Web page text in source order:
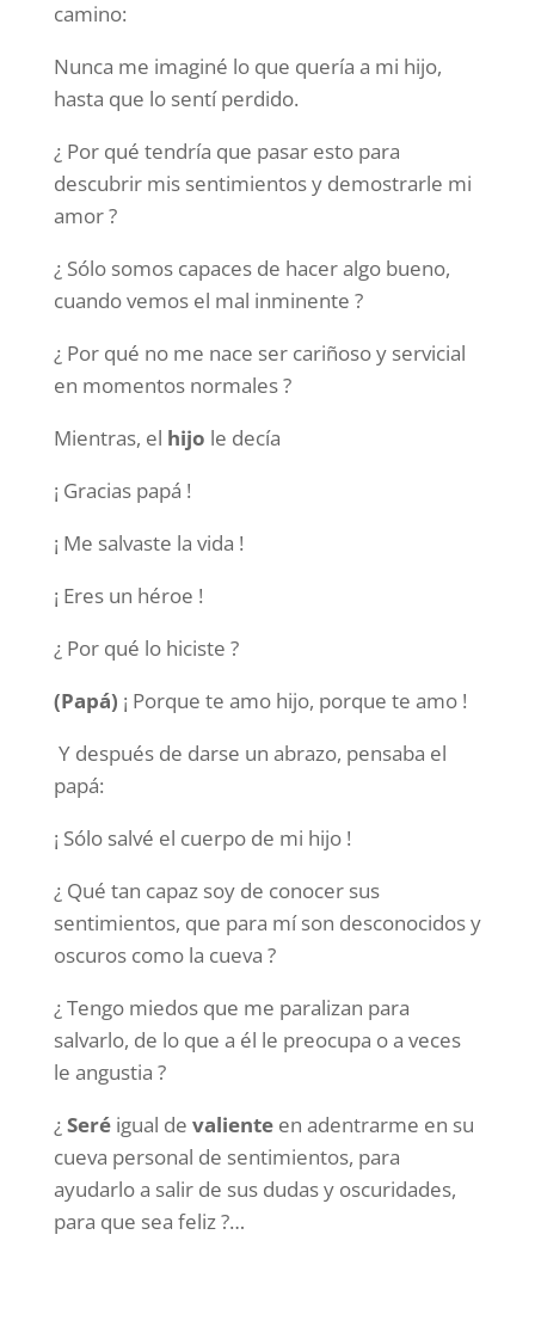
camino:
Nunca me imaginé lo que quería a mi hijo,
hasta que lo sentí perdido.
¿ Por qué tendría que pasar esto para
descubrir mis sentimientos y demostrarle mi
amor ?
¿ Sólo somos capaces de hacer algo bueno,
cuando vemos el mal inminente ?
¿ Por qué no me nace ser cariñoso y servicial
en momentos normales ?
Mientras, el hijo le decía
¡ Gracias papá !
¡ Me salvaste la vida !
¡ Eres un héroe !
¿ Por qué lo hiciste ?
(Papá) ¡ Porque te amo hijo, porque te amo !
Y después de darse un abrazo, pensaba el
papá:
¡ Sólo salvé el cuerpo de mi hijo !
¿ Qué tan capaz soy de conocer sus
sentimientos, que para mí son desconocidos y
oscuros como la cueva ?
¿ Tengo miedos que me paralizan para
salvarlo, de lo que a él le preocupa o a veces
le angustia ?
¿ Seréigual de valienteen adentrarme en su
cueva personal de sentimientos, para
ayudarlo a salir de sus dudas y oscuridades,
para que sea feliz ?…